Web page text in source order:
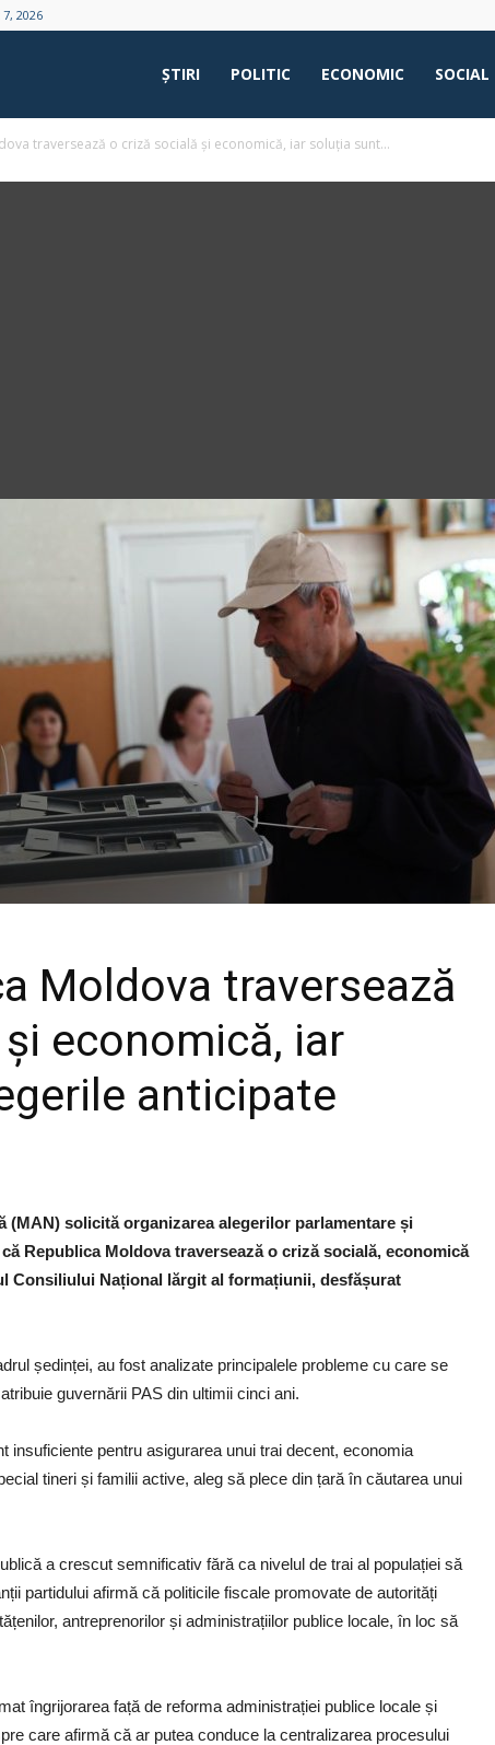
2026
ŞTIRI POLITIC ECONOMIC SOCIAL
traversează o criză socială și economică, iar soluția sunt...
Moldova traversează
economică, iar
anticipate
(MAN) solicită organizarea alegerilor parlamentare și
Republica Moldova traversează o criză socială, economică
Consiliului Național lărgit al formațiunii, desfășurat
ședinței, au fost analizate principalele probleme cu care se
guvernării PAS din ultimii cinci ani.
insuficiente pentru asigurarea unui trai decent, economia
tineri și familii active, aleg să plece din țară în căutarea unui
a crescut semnificativ fără ca nivelul de trai al populației să
partidului afirmă că politicile fiscale promovate de autorități
antreprenorilor și administrațiilor publice locale, în loc să
îngrijorarea față de reforma administrației publice locale și
care afirmă că ar putea conduce la centralizarea procesului